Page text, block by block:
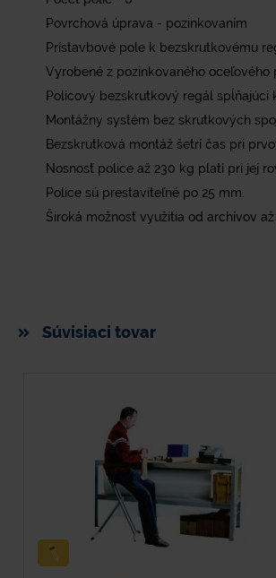
Povrchová úprava - pozinkovaním
Prístavbové pole k bezskrutkovému
Vyrobené z pozinkovaného oceľového
Policový bezskrutkový regál spĺňajúci
Montážny systém bez skrutkových
Bezskrutková montáž šetrí čas pri
Nosnosť police až 230 kg platí pri jej
Police sú prestaviteľné po 25 mm.
Široká možnosť využitia od archívov až
Súvisiaci tovar